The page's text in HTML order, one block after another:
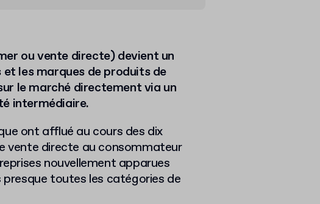
ou vente directe) devient un
les marques de produits de
le marché directement via un
intermédiaire.
ont afflué au cours des dix
vente directe au consommateur
nouvellement apparues
toutes les catégories de